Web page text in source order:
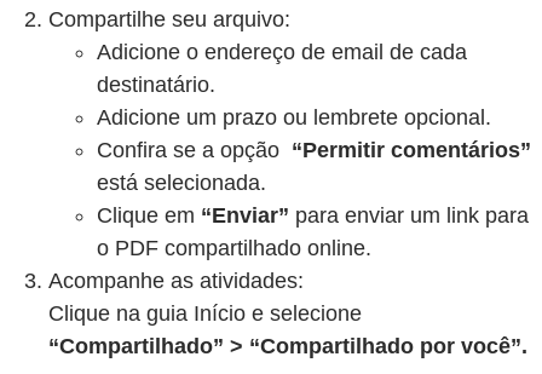
Compartilhe seu arquivo:
Adicione o endereço de email de cada
destinatário.
Adicione um prazo ou lembrete opcional.
Confira se a opção “Permitir comentários”
está selecionada.
Clique em “Enviar” para enviar um link para
o PDF compartilhado online.
Acompanhe as atividades:
Clique na guia Início e selecione
“Compartilhado” > “Compartilhado por você”.